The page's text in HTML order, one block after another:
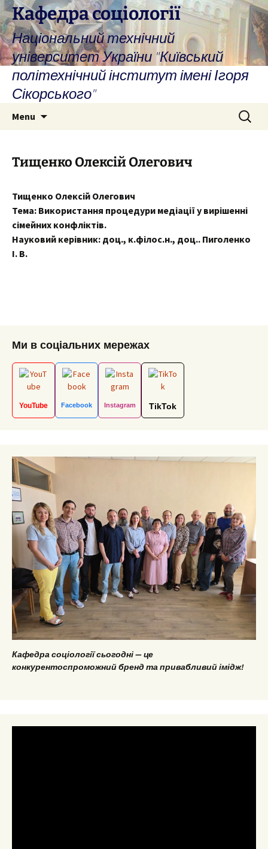
Skip
to
content
Кафедра соціології
Національний технічний
університет України "Київський
політехнічний інститут імені Ігоря
Сікорського"
Menu
Search
for:
Тищенко Олексій Олегович
Тищенко Олексій Олегович
Тема: Використання процедури медіації у вирішенні
сімейних конфліктів.
Науковий керівник: доц., к.філос.н., доц.. Пиголенко
І. В.
Ми в соціальних мережах
YouTube Facebook Instagram TikTok
Кафедра соціології сьогодні — це
конкурентоспроможний бренд та привабливий імідж!